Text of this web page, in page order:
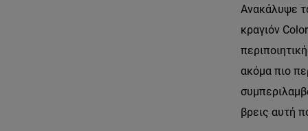
Ανακάλυψε
κραγιόν
ακόμα πιο
βρεις αυτή